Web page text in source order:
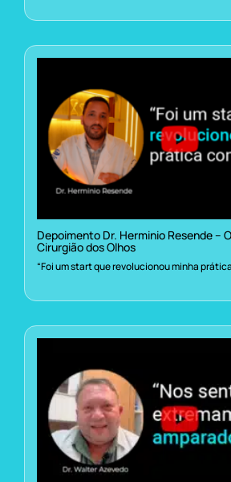
Depoimento Dr. Herminio Resende –
Cirurgião dos Olhos
“Foi um start que revolucionou minha